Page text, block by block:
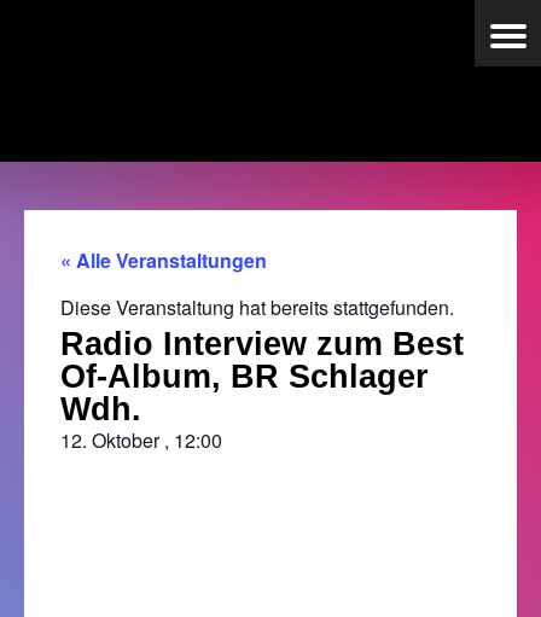
« Alle Veranstaltungen
Diese Veranstaltung hat bereits stattgefunden.
Radio Interview zum Best
Of-Album, BR Schlager
Wdh.
12. Oktober , 12:00